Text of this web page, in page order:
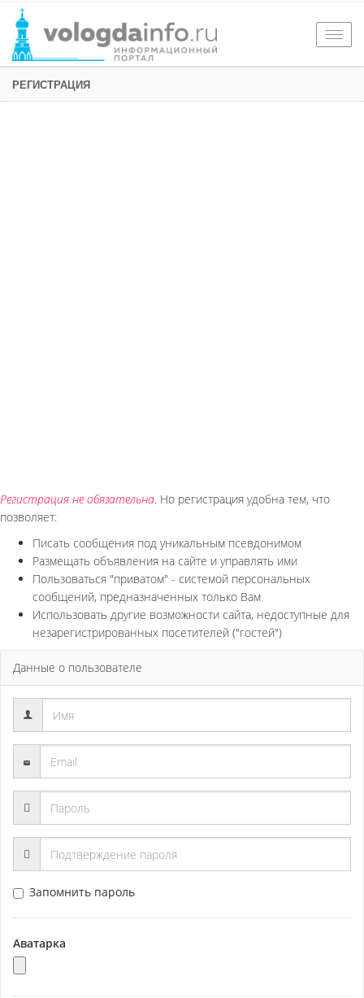
РЕГИСТРАЦИЯ
Регистрация не обязательна. Но регистрация удобна тем, что
позволяет:
Писать сообщения под уникальным псевдонимом
Размещать объявления на сайте и управлять ими
Пользоваться "приватом" - системой персональных
сообщений, предназначенных только Вам
Использовать другие возможности сайта, недоступные для
незарегистрированных посетителей ("гостей")
Данные о пользователе
Запомнить пароль
Аватарка